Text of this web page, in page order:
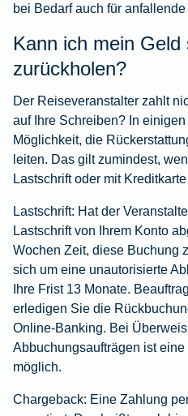
bei Bedarf auch für
Kann ich mein Geld
zurückholen?
Der Reiseveranstalter zahlt
auf Ihre Schreiben? In
Möglichkeit, die
leiten. Das gilt zumindest,
Lastschrift oder mit
Lastschrift: Hat der
Lastschrift von Ihrem Konto
Wochen Zeit, diese Buchung
sich um eine unautorisierte
Ihre Frist 13 Monate.
erledigen Sie die
Online-Banking. Bei
Abbuchungsaufträgen ist
möglich.
Chargeback: Eine Zahlung